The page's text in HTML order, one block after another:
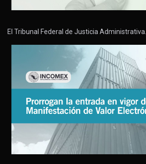
El Tribunal Federal de Justicia Administrativa…